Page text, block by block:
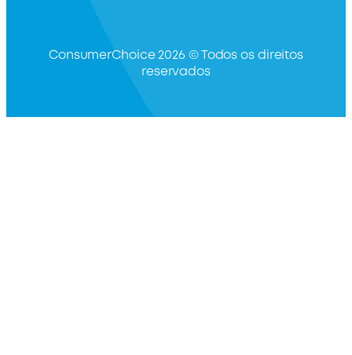
ConsumerChoice 2026 © Todos os direitos
reservados